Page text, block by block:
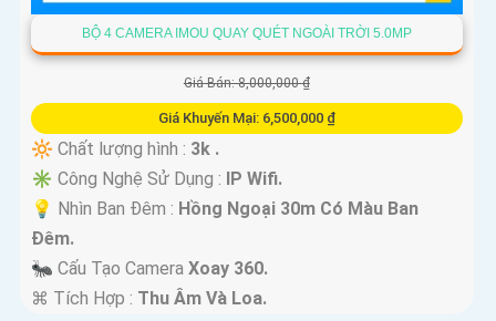
BỘ 4 CAMERA IMOU QUAY QUÉT NGOÀI TRỜI 5.0MP
Giá Bán: 8,000,000 ₫
Giá Khuyến Mại: 6,500,000 ₫
🔆 Chất lượng hình : 3k .
✳️ Công Nghệ Sử Dụng : IP Wifi.
💡 Nhìn Ban Đêm : Hồng Ngoại 30m Có Màu Ban
Ðêm.
🐜 Cấu Tạo Camera Xoay 360.
️⌘ Tích Hợp : Thu Âm Và Loa.